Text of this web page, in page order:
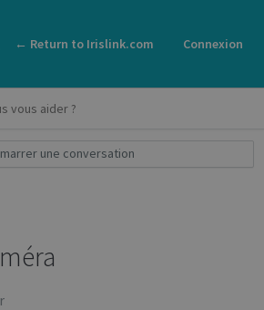
← Return to Irislink.com Connexion
une conversation